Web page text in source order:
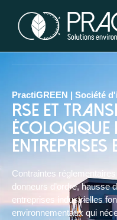
PractiGREEN | Société
RSE et
écologique
entreprises
Contraintes
donneurs d’ordre, hausse
entreprises industrielles
environnementaux qui